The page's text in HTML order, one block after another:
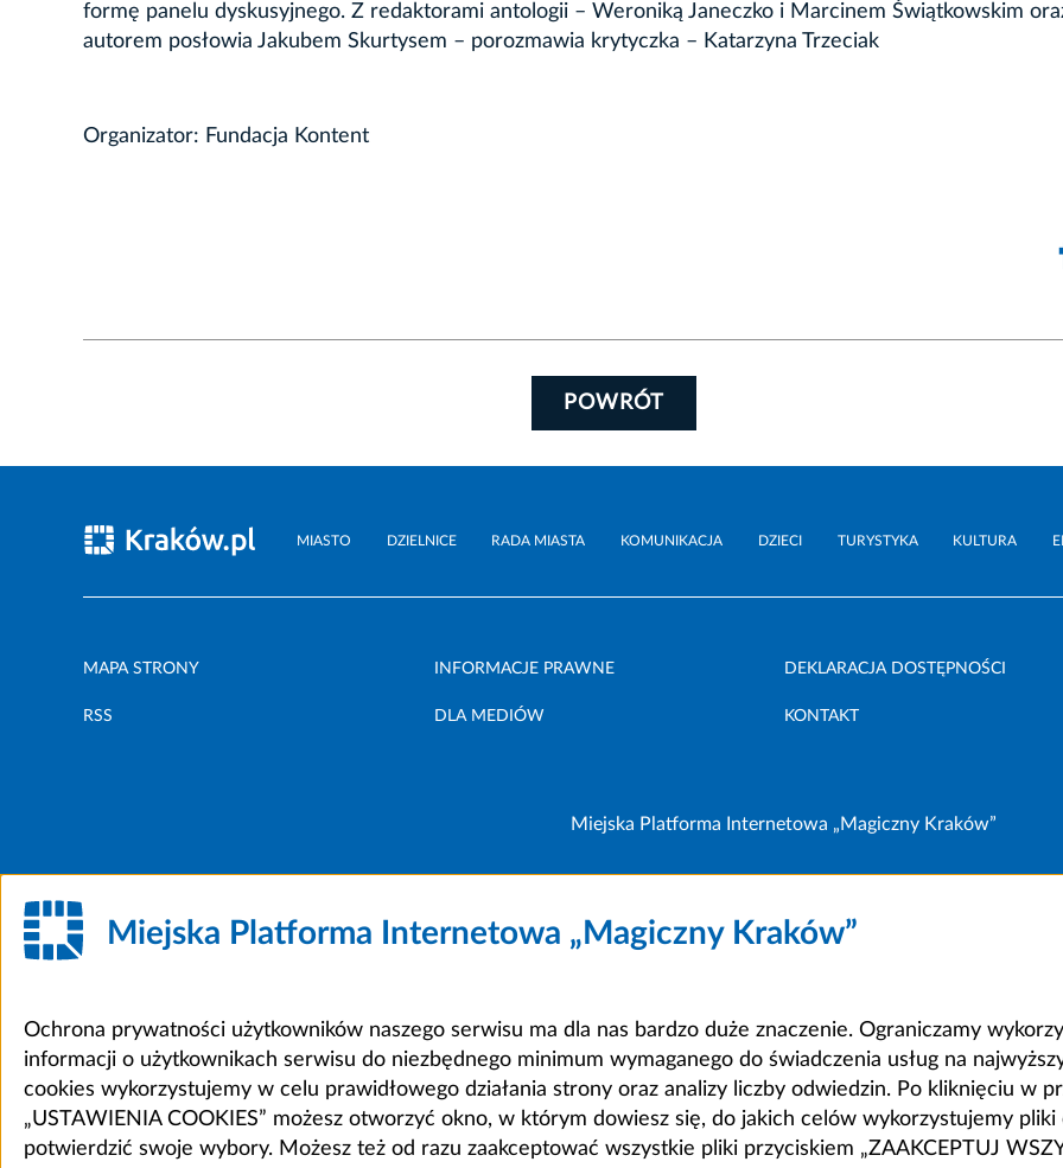
formę panelu dyskusyjnego. Z redaktorami antologii – Weroniką Janeczko i Marcinem Świątkowskim
autorem posłowia Jakubem Skurtysem – porozmawia krytyczka – Katarzyna Trzeciak
Organizator: Fundacja Kontent
POWRÓT
MIASTO DZIELNICE RADA MIASTA KOMUNIKACJA DZIECI TURYSTYKA KULTURA
MAPA STRONY INFORMACJE PRAWNE DEKLARACJA DOSTĘPNOŚCI
RSS DLA MEDIÓW KONTAKT
Miejska Platforma Internetowa „Magiczny Kraków”
Miejska Platforma Internetowa „Magiczny Kraków”
Ochrona prywatności użytkowników naszego serwisu ma dla nas bardzo duże znaczenie. Ograniczamy
informacji o użytkownikach serwisu do niezbędnego minimum wymaganego do świadczenia usług na
cookies wykorzystujemy w celu prawidłowego działania strony oraz analizy liczby odwiedzin. Po kliknięciu w
„USTAWIENIA COOKIES” możesz otworzyć okno, w którym dowiesz się, do jakich celów wykorzystujemy pliki
potwierdzić swoje wybory. Możesz też od razu zaakceptować wszystkie pliki przyciskiem „ZAAKCEPTUJ